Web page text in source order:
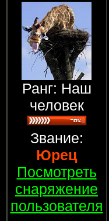
Ранг: Наш
человек
Звание:
Юрец
Посмотреть
снаряжение
пользователя